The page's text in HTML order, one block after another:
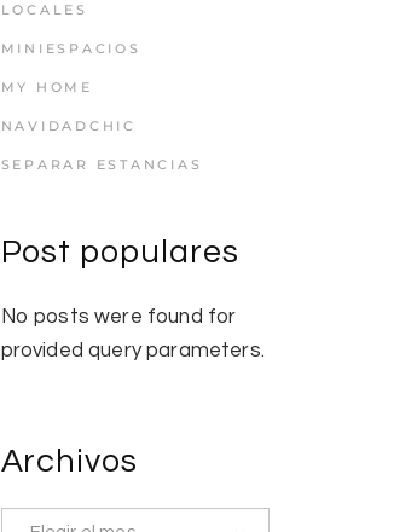
LOCALES
MINIESPACIOS
MY HOME
NAVIDADCHIC
SEPARAR ESTANCIAS
Post populares
No posts were found for
provided query parameters.
Archivos